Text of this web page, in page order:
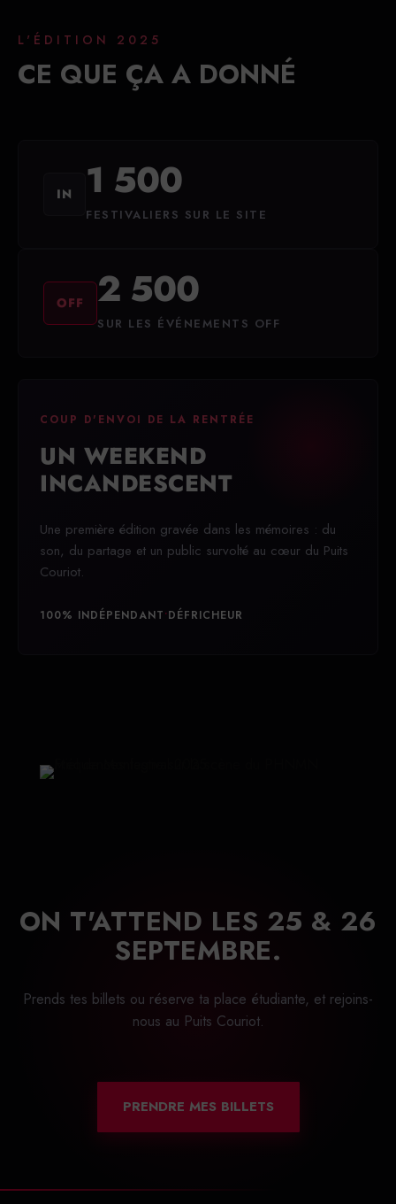
L'ÉDITION 2025
CE QUE ÇA A DONNÉ
IN 1 500
FESTIVALIERS SUR LE SITE
OFF 2 500
SUR LES ÉVÉNEMENTS OFF
COUP D'ENVOI DE LA RENTRÉE
UN WEEKEND
INCANDESCENT
Une première édition gravée dans les mémoires : du
son, du partage et un public survolté au cœur du Puits
Couriot.
100% INDÉPENDANT•DÉFRICHEUR
ON T'ATTEND LES 25 & 26
SEPTEMBRE.
Prends tes billets ou réserve ta place étudiante, et rejoins-
nous au Puits Couriot.
PRENDRE MES BILLETS